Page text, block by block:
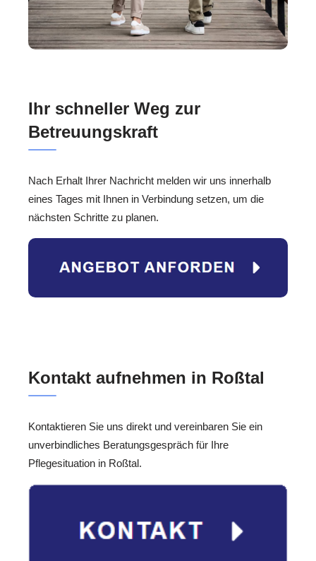
Ihr schneller Weg zur
Betreuungskraft
Nach Erhalt Ihrer Nachricht melden wir uns innerhalb
eines Tages mit Ihnen in Verbindung setzen, um die
nächsten Schritte zu planen.
Kontakt aufnehmen in Roßtal
Kontaktieren Sie uns direkt und vereinbaren Sie ein
unverbindliches Beratungsgespräch für Ihre
Pflegesituation in Roßtal.